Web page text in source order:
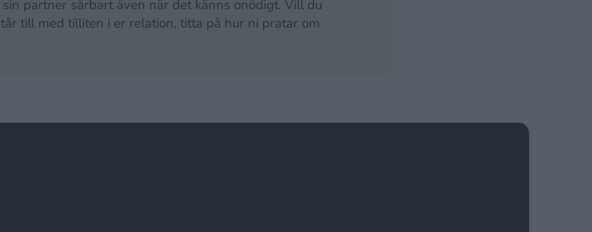
partner sårbart även när det känns onödigt. Vill du
till med tilliten i er relation, titta på hur ni pratar om